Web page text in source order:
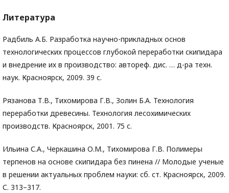
Литература
Радбиль А.Б. Разработка научно-прикладных основ
технологических процессов глубокой переработки скипидара
и внедрение их в производство: автореф. дис. … д-ра техн.
наук. Красноярск, 2009. 39 с.
Рязанова Т.В., Тихомирова Г.В., Золин Б.А. Технология
переработки древесины. Технология лесохимических
производств. Красноярск, 2001. 75 с.
Ильина С.А., Черкашина О.М., Тихомирова Г.В. Полимеры
терпенов на основе скипидара без пинена // Молодые ученые
в решении актуальных проблем науки: сб. ст. Красноярск, 2009.
С. 313–317.